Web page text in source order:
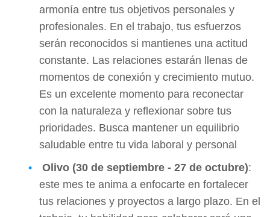
armonía entre tus objetivos personales y
profesionales. En el trabajo, tus esfuerzos
serán reconocidos si mantienes una actitud
constante. Las relaciones estarán llenas de
momentos de conexión y crecimiento mutuo.
Es un excelente momento para reconectar
con la naturaleza y reflexionar sobre tus
prioridades. Busca mantener un equilibrio
saludable entre tu vida laboral y personal
Olivo (30 de septiembre - 27 de octubre):
este mes te anima a enfocarte en fortalecer
tus relaciones y proyectos a largo plazo. En el